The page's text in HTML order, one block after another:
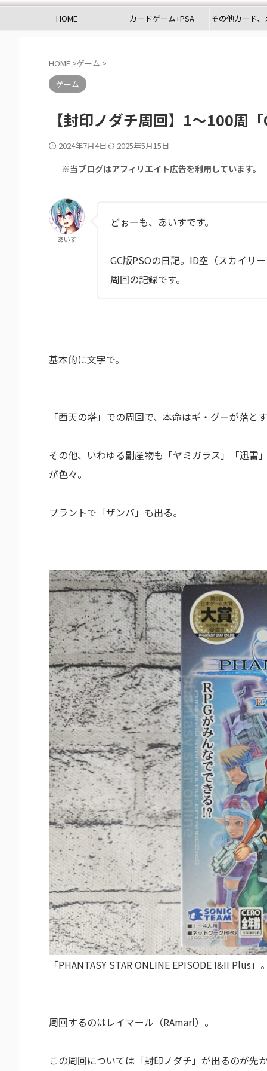
HOME カードゲーム+PSA その他カード
HOME >ゲーム >
ゲーム
【封印ノダチ周回】1～100周
2024年7月4日 2025年5月15日
※当ブログはアフィリエイト広告を利用しています。
あいす
どぉーも、あいすです。
GC版PSOの日記。ID空（スカイリ
周回の記録です。
基本的に文字で。
「西天の塔」での周回で、本命はギ・グーが落と
その他、いわゆる副産物も「ヤミガラス」「迅雷
が色々。
プラントで「ザンバ」も出る。
「PHANTASY STAR ONLINE EPISODE I&II Plus」
周回するのはレイマール（RAmarl）。
この周回については「封印ノダチ」が出るのが先